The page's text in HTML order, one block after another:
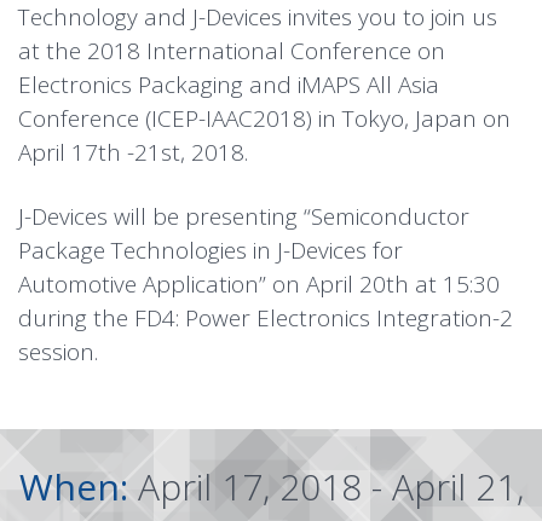
Technology and J-Devices invites you to join us
at the 2018 International Conference on
Electronics Packaging and iMAPS All Asia
Conference (ICEP-IAAC2018) in Tokyo, Japan on
April 17th -21st, 2018.
J-Devices will be presenting “Semiconductor
Package Technologies in J-Devices for
Automotive Application” on April 20th at 15:30
during the FD4: Power Electronics Integration-2
session.
When: April 17, 2018 - April 21,